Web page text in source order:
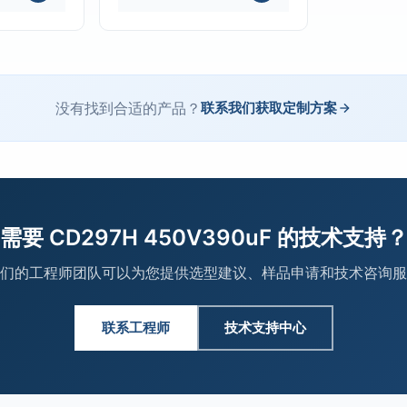
没有找到合适的产品？ 联系我们获取定制方案
需要 CD297H 450V390uF 的技术支持？
的工程师团队可以为您提供选型建议、样品申请和技术咨询
联系工程师 技术支持中心